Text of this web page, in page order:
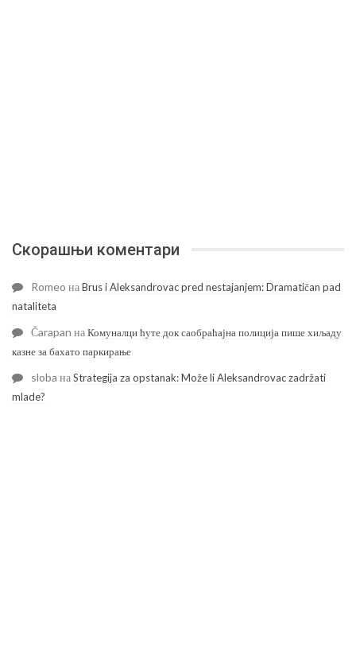
Скорашњи коментари
Romeo наBrus i Aleksandrovac pred nestajanjem: Dramatičan pad
nataliteta
Čarapan наКомуналци ћуте док саобраћајна полиција пише хиљаду
казне за бахато паркирање
sloba наStrategija za opstanak: Može li Aleksandrovac zadržati
mlade?